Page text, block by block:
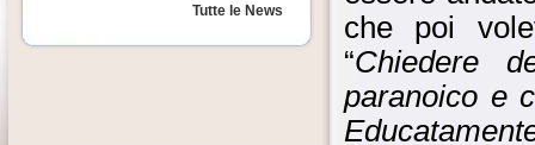
Tutte le News
che poi
“Chiedere
paranoico e